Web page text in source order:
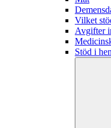
Vilket
Avgifter
Stöd i